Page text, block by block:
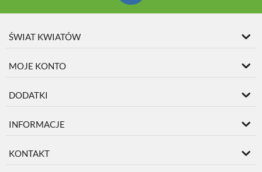
ŚWIAT KWIATÓW
MOJE KONTO
DODATKI
INFORMACJE
KONTAKT